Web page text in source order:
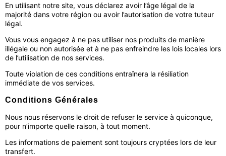
En utilisant notre site, vous déclarez avoir l’âge légal de la
majorité dans votre région ou avoir l’autorisation de votre tuteur
légal.
Vous vous engagez à ne pas utiliser nos produits de manière
illégale ou non autorisée et à ne pas enfreindre les lois locales lors
de l’utilisation de nos services.
Toute violation de ces conditions entraînera la résiliation
immédiate de vos services.
Conditions Générales
Nous nous réservons le droit de refuser le service à quiconque,
pour n’importe quelle raison, à tout moment.
Les informations de paiement sont toujours cryptées lors de leur
transfert.